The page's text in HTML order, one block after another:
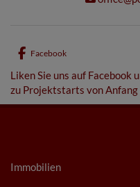
Facebook
Liken Sie uns auf Facebook
zu Projektstarts von Anfang
Immobilien